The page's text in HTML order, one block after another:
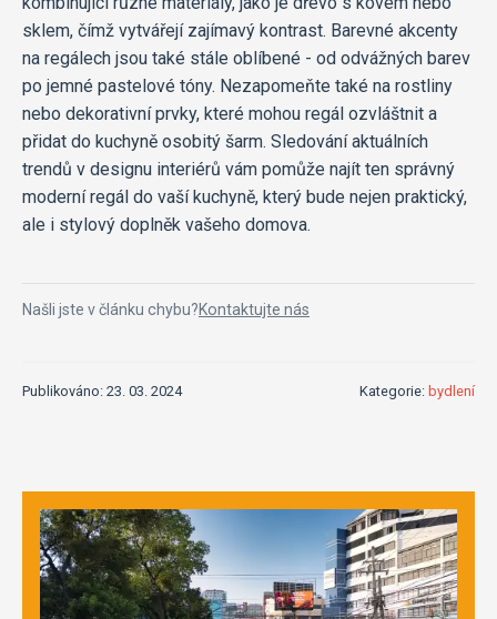
sklem, čímž vytvářejí zajímavý kontrast. Barevné akcenty
na regálech jsou také stále oblíbené - od odvážných barev
po jemné pastelové tóny. Nezapomeňte také na rostliny
nebo dekorativní prvky, které mohou regál ozvláštnit a
přidat do kuchyně osobitý šarm. Sledování aktuálních
trendů v designu interiérů vám pomůže najít ten správný
moderní regál do vaší kuchyně, který bude nejen praktický,
ale i stylový doplněk vašeho domova.
Našli jste v článku chybu?Kontaktujte nás
Publikováno: 23. 03. 2024 Kategorie: bydlení